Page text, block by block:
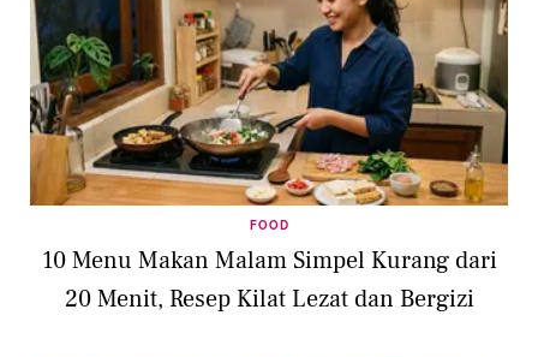
FOOD
10 Menu Makan Malam Simpel Kurang dari
20 Menit, Resep Kilat Lezat dan Bergizi